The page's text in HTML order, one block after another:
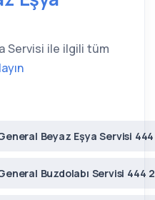
Servisi ile ilgili tüm
Beyaz Eşya Servisi
Buzdolabı Servisi 444